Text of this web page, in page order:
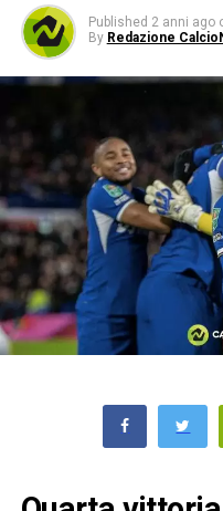
Published 2 anni ago
By Redazione